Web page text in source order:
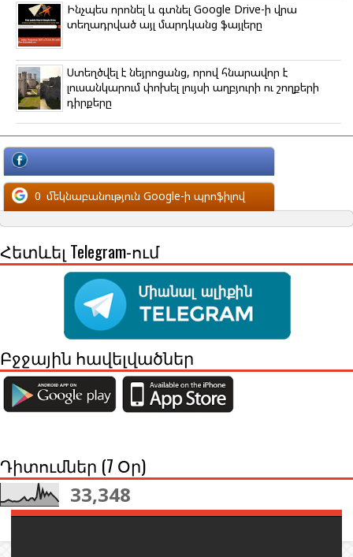
Ինչպես որոնել և գտնել Google Drive-ի վրա
տեղադրված այլ մարդկանց ֆայլերը
Ստեղծվել է նեյրոցանց, որով հնարավոր է
լուսանկարում փոխել լույսի աղբյուրի ու շողքերի
դիրքերը
մեկնաբանություն Facebook-ի պրոֆիլով
0 մեկնաբանություն Google-ի պրոֆիլով
Հետևել Telegram-ում
Բջջային հավելվածներ
Դիտումներ (7 Օր)
33,348